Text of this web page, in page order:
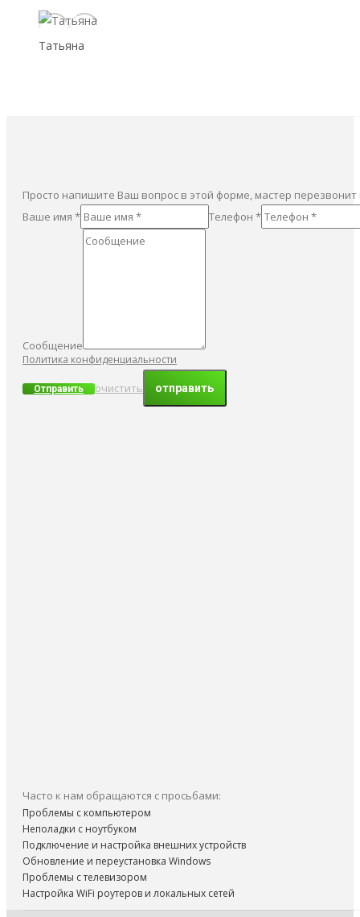
Татьяна
Просто напишите Ваш вопрос в этой форме, мастер
Ваше имя *
Телефон *
Сообщение
Политика конфиденциальности
Отправить очистить
Часто к нам обращаются с просьбами:
Проблемы с компьютером
Неполадки с ноутбуком
Подключение и настройка внешних устройств
Обновление и переустановка Windows
Проблемы с телевизором
Настройка WiFi роутеров и локальных сетей